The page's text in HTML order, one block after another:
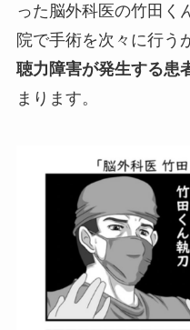
った脳外科医の竹田く
院で手術を次々に行う
聴力障害が発生する患
まります。